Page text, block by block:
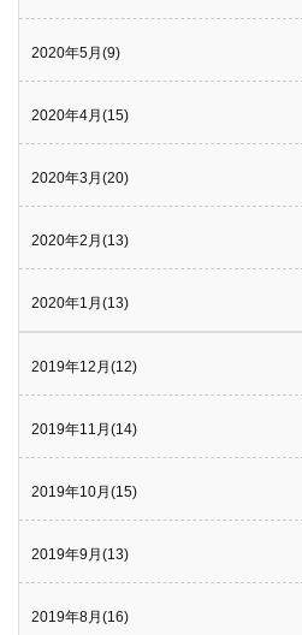
2020年5月(9)
2020年4月(15)
2020年3月(20)
2020年2月(13)
2020年1月(13)
2019年12月(12)
2019年11月(14)
2019年10月(15)
2019年9月(13)
2019年8月(16)